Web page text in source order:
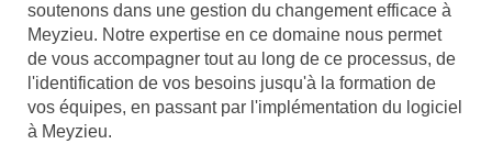
soutenons dans une gestion du changement efficace à
Meyzieu. Notre expertise en ce domaine nous permet
de vous accompagner tout au long de ce processus, de
l'identification de vos besoins jusqu'à la formation de
vos équipes, en passant par l'implémentation du logiciel
à Meyzieu.